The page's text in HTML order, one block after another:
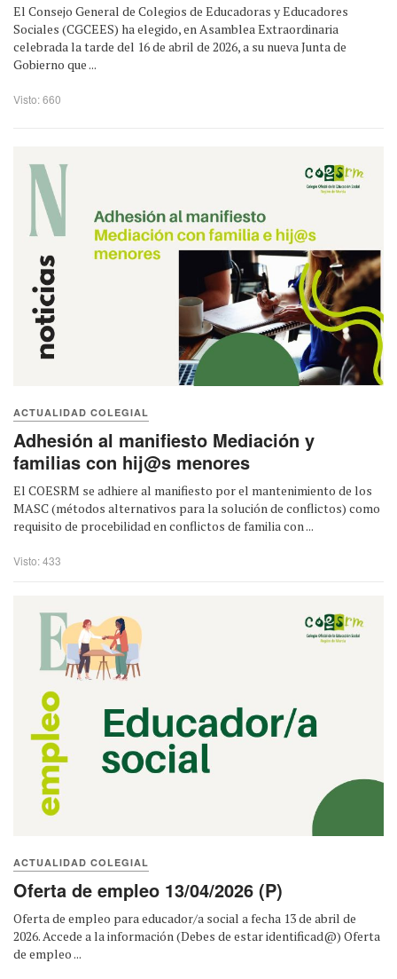
El Consejo General de Colegios de Educadoras y Educadores
Sociales (CGCEES) ha elegido, en Asamblea Extraordinaria
celebrada la tarde del 16 de abril de 2026, a su nueva Junta de
Gobierno que ...
Visto: 660
ACTUALIDAD COLEGIAL
Adhesión al manifiesto Mediación y
familias con hij@s menores
El COESRM se adhiere al manifiesto por el mantenimiento de los
MASC (métodos alternativos para la solución de conflictos) como
requisito de procebilidad en conflictos de familia con ...
Visto: 433
ACTUALIDAD COLEGIAL
Oferta de empleo 13/04/2026 (P)
Oferta de empleo para educador/a social a fecha 13 de abril de
2026. Accede a la información (Debes de estar identificad@) Oferta
de empleo ...